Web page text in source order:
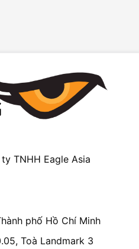
TNHH Eagle Asia
phố Hồ Chí Minh
Toà Landmark 3